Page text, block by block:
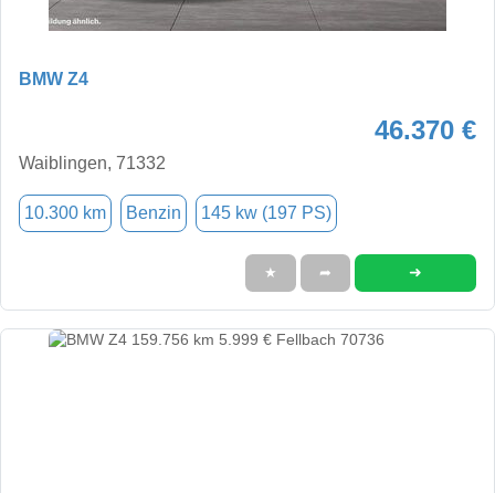
BMW Z4
46.370 €
Waiblingen, 71332
10.300 km Benzin 145 kw (197 PS)
★ ➦ ➜